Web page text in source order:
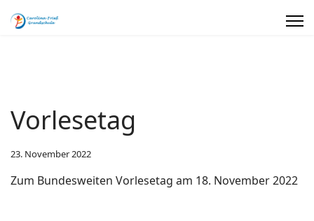
Vorlesetag
23. November 2022
Zum Bundesweiten Vorlesetag am 18. November 2022